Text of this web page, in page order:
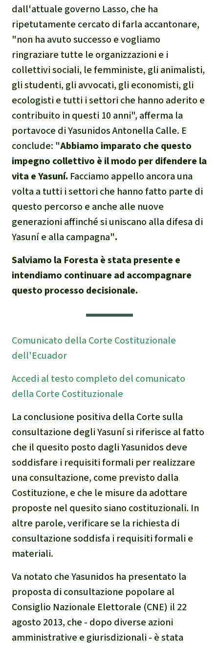
dall'attuale governo Lasso, che ha
ripetutamente cercato di farla accantonare,
"non ha avuto successo e vogliamo
ringraziare tutte le organizzazioni e i
collettivi sociali, le femministe, gli animalisti,
gli studenti, gli avvocati, gli economisti, gli
ecologisti e tutti i settori che hanno aderito e
contribuito in questi 10 anni", afferma la
portavoce di Yasunidos Antonella Calle. E
conclude: "Abbiamo imparato che questo
impegno collettivo è il modo per difendere la
vita e Yasuní. Facciamo appello ancora una
volta a tutti i settori che hanno fatto parte di
questo percorso e anche alle nuove
generazioni affinché si uniscano alla difesa di
Yasuní e alla campagna".
Salviamo la Foresta è stata presente e
intendiamo continuare ad accompagnare
questo processo decisionale.
Comunicato della Corte Costituzionale
dell'Ecuador
Accedi al testo completo del comunicato
della Corte Costituzionale
La conclusione positiva della Corte sulla
consultazione degli Yasuní si riferisce al fatto
che il quesito posto dagli Yasunidos deve
soddisfare i requisiti formali per realizzare
una consultazione, come previsto dalla
Costituzione, e che le misure da adottare
proposte nel quesito siano costituzionali. In
altre parole, verificare se la richiesta di
consultazione soddisfa i requisiti formali e
materiali.
Va notato che Yasunidos ha presentato la
proposta di consultazione popolare al
Consiglio Nazionale Elettorale (CNE) il 22
agosto 2013, che - dopo diverse azioni
amministrative e giurisdizionali - è stata